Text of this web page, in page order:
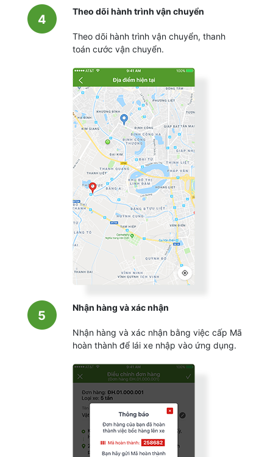
4
Theo dõi hành trình vận chuyển
Theo dõi hành trình vận chuyển, thanh
toán cước vận chuyển.
5
Nhận hàng và xác nhận
Nhận hàng và xác nhận bằng việc cấp Mã
hoàn thành để lái xe nhập vào ứng dụng.